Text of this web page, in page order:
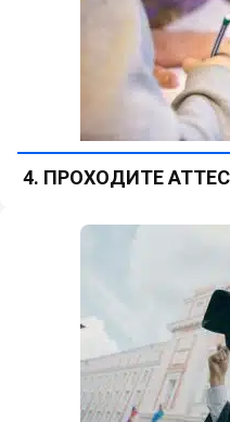
4. ПРОХОДИТЕ